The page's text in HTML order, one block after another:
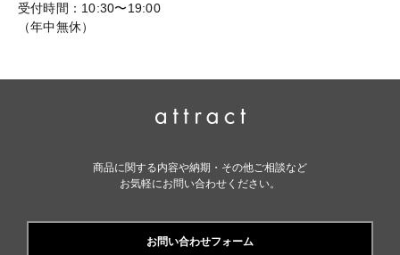
受付時間：10:30〜19:00
（年中無休）
商品に関する内容や納期・その他ご相談など
お気軽にお問い合わせください。
お問い合わせフォーム